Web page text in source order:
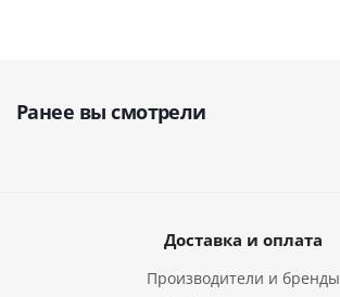
Ранее вы смотрели
Доставка и оплата
Производители и бренды